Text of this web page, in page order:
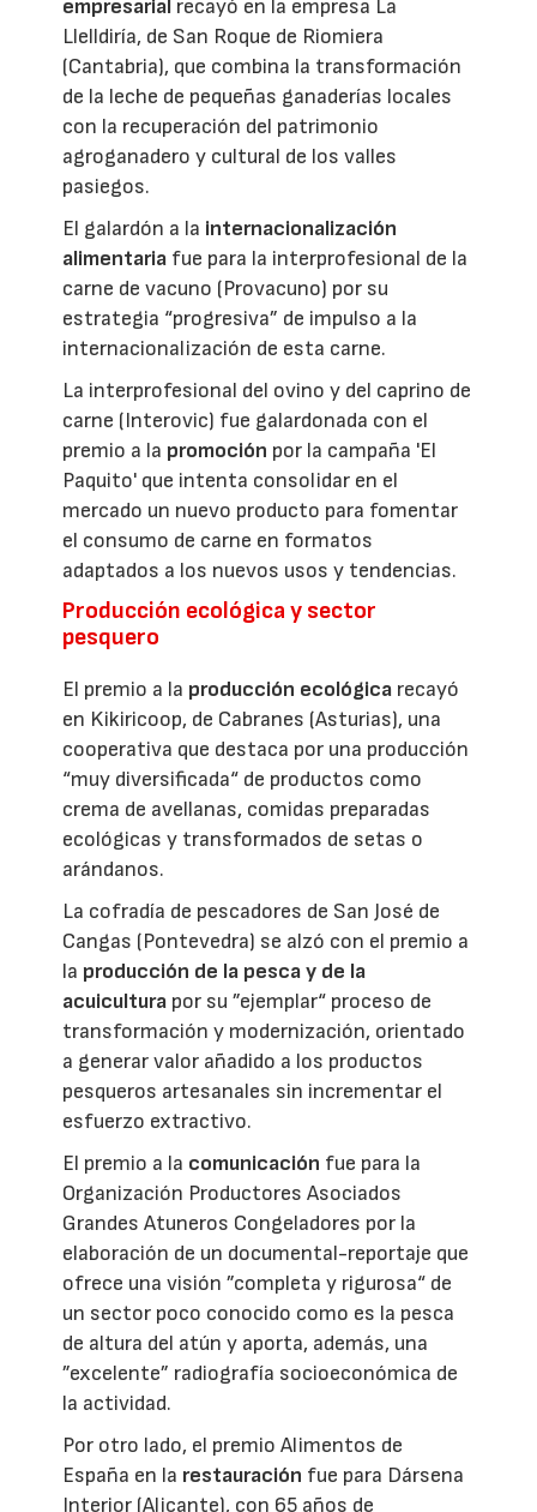
empresarial recayó en la empresa La
Llelldiría, de San Roque de Riomiera
(Cantabria), que combina la transformación
de la leche de pequeñas ganaderías locales
con la recuperación del patrimonio
agroganadero y cultural de los valles
pasiegos.
El galardón a la internacionalización
alimentaria fue para la interprofesional de la
carne de vacuno (Provacuno) por su
estrategia “progresiva” de impulso a la
internacionalización de esta carne.
La interprofesional del ovino y del caprino de
carne (Interovic) fue galardonada con el
premio a la promoción por la campaña 'El
Paquito' que intenta consolidar en el
mercado un nuevo producto para fomentar
el consumo de carne en formatos
adaptados a los nuevos usos y tendencias.
Producción ecológica y sector
pesquero
El premio a la producción ecológica recayó
en Kikiricoop, de Cabranes (Asturias), una
cooperativa que destaca por una producción
“muy diversificada“ de productos como
crema de avellanas, comidas preparadas
ecológicas y transformados de setas o
arándanos.
La cofradía de pescadores de San José de
Cangas (Pontevedra) se alzó con el premio a
la producción de la pesca y de la
acuicultura por su ”ejemplar“ proceso de
transformación y modernización, orientado
a generar valor añadido a los productos
pesqueros artesanales sin incrementar el
esfuerzo extractivo.
El premio a la comunicación fue para la
Organización Productores Asociados
Grandes Atuneros Congeladores por la
elaboración de un documental-reportaje que
ofrece una visión ”completa y rigurosa“ de
un sector poco conocido como es la pesca
de altura del atún y aporta, además, una
”excelente” radiografía socioeconómica de
la actividad.
Por otro lado, el premio Alimentos de
España en la restauración fue para Dársena
Interior (Alicante), con 65 años de